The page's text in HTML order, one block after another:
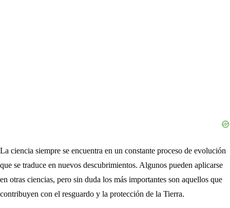
La ciencia siempre se encuentra en un constante proceso de evolución
que se traduce en nuevos descubrimientos. Algunos pueden aplicarse
en otras ciencias, pero sin duda los más importantes son aquellos que
contribuyen con el resguardo y la protección de la Tierra.